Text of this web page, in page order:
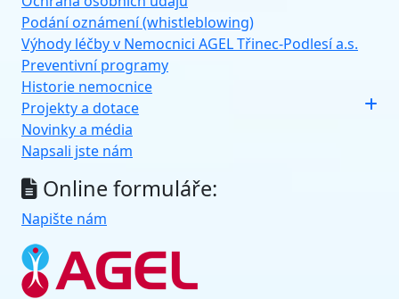
Podání oznámení (whistleblowing)
Výhody léčby v Nemocnici AGEL Třinec-Podlesí a.s.
Preventivní programy
Historie nemocnice
Projekty a dotace
Novinky a média
Napsali jste nám
Online formuláře:
Napište nám